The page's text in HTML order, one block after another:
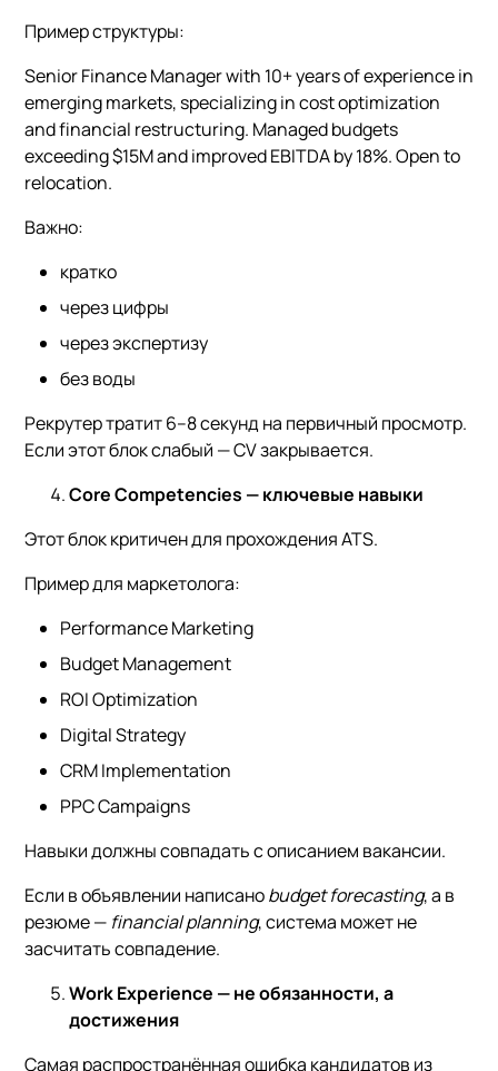
Пример структуры:
Senior Finance Manager with 10+ years of experience in
emerging markets, specializing in cost optimization
and financial restructuring. Managed budgets
exceeding $15M and improved EBITDA by 18%. Open to
relocation.
Важно:
кратко
через цифры
через экспертизу
без воды
Рекрутер тратит 6–8 секунд на первичный просмотр.
Если этот блок слабый — CV закрывается.
Core Competencies — ключевые навыки
Этот блок критичен для прохождения ATS.
Пример для маркетолога:
Performance Marketing
Budget Management
ROI Optimization
Digital Strategy
CRM Implementation
PPC Campaigns
Навыки должны совпадать с описанием вакансии.
Если в объявлении написаноbudget forecasting, а в
резюме — financial planning, система может не
засчитать совпадение.
Work Experience — не обязанности, а
достижения
Самая распространённая ошибка кандидатов из